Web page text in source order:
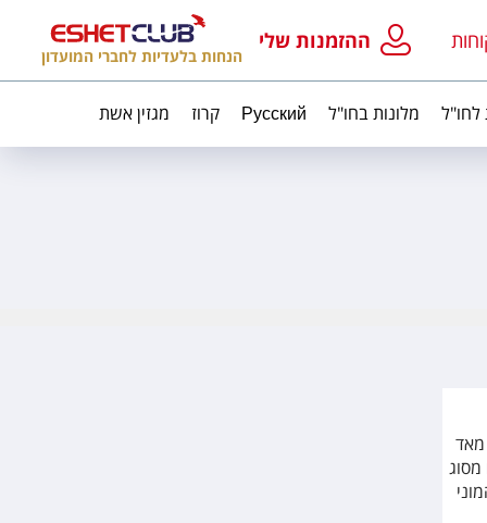
ההזמנות שלי
הנחות בלעדיות לחברי המועדון
לחו"ל מלונות בחו"ל Русский קרוז מגזין אשת
מאד